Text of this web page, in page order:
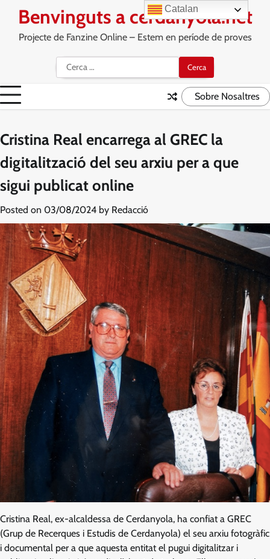
content
Benvinguts a cerdanyola.net
Projecte de Fanzine Online – Estem en període de proves
Cerca:
Sobre Nosaltres
Cristina Real encarrega al GREC la
digitalització del seu arxiu per a que
sigui publicat online
Posted on 03/08/2024 by Redacció
Cristina Real, ex-alcaldessa de Cerdanyola, ha confiat a GREC
(Grup de Recerques i Estudis de Cerdanyola) el seu arxiu fotogràfic
i documental per a que aquesta entitat el pugui digitalitzar i
Catalan